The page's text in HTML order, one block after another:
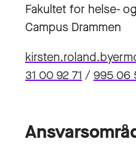
Fakultet for helse-
Campus Drammen
31 00 92 71 /995 06